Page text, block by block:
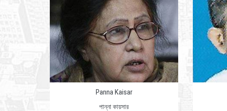
Panna Kaisar
পান্না কায়সার